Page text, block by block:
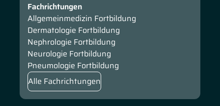
Fachrichtungen
Allgemeinmedizin Fortbildung
Dermatologie Fortbildung
Nephrologie Fortbildung
Neurologie Fortbildung
Pneumologie Fortbildung
Alle Fachrichtungen